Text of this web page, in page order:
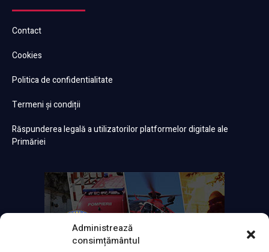
Administrează
consimțământul
Contact
Cookies
Politica de confidentialitate
Termeni și condiții
Răspunderea legală a utilizatorilor platformelor digitale ale
Primăriei